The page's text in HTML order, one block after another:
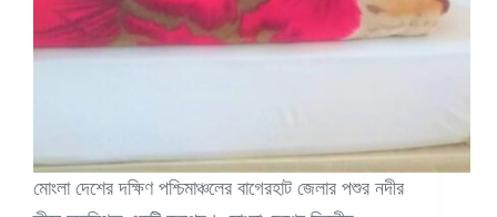
মোংলা দেশের দক্ষিণ পশ্চিমাঞ্চলের বাগেরহাট জেলার পশুর নদীর